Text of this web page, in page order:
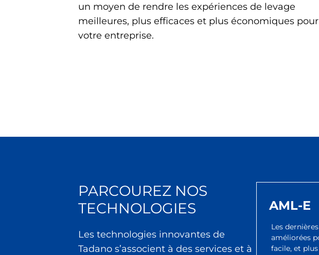
un moyen de rendre les expériences de levage
meilleures, plus efficaces et plus économiques pour
votre entreprise.
PARCOUREZ NOS
TECHNOLOGIES
Les technologies innovantes de
Tadano s’associent à des services et à
AML-E
Les
améliorées
facile, et